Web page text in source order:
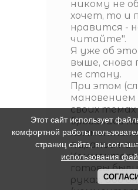
никому не
хочет, то и
нравится -
читайте".
Я уже об это
выше,
не стану.
При этом
мановением
своих
бросались
пираньи на
готовы
руках, ибо
Этот сайт использует
комфортной работы
страниц сайта, вы
использования